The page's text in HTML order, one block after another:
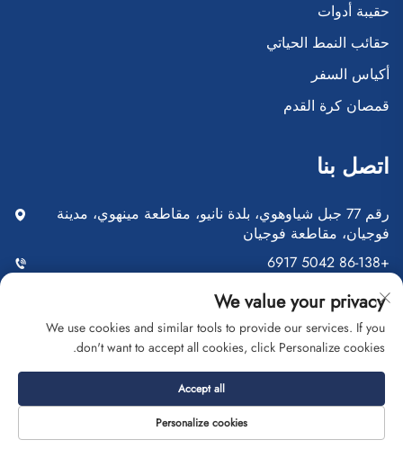
حقيبة أدوات
حقائب النمط الحياتي
أكياس السفر
قمصان كرة القدم
اتصل بنا
رقم 77 جبل شياوهوي، بلدة نانيو، مقاطعة مينهوي، مدينة
فوجيان، مقاطعة فوجيان
+86-138 5042 6917
[email protected]
إرسال
حقوق النشر © شركة فوجيان سايبلانغ للتجارة المحدودة. جميع
We value your privacy
We use cookies and similar tools to provide our services. If you
don't want to accept all cookies, click Personalize cookies.
Personalize cookies
Accept all